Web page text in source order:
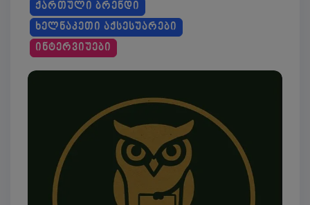
ᲥᲐᲠᲗᲣᲚᲘ ᲑᲠᲔᲜᲓᲘ
ᲮᲔᲚᲜᲐᲙᲔᲗᲘ ᲐᲥᲡᲔᲡᲣᲐᲠᲔᲑᲘ
ᲘᲜᲢᲔᲠᲕᲘᲣᲔᲑᲘ